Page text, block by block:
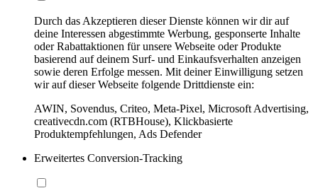
Durch das Akzeptieren dieser Dienste können wir dir auf
deine Interessen abgestimmte Werbung, gesponserte Inhalte
oder Rabattaktionen für unsere Webseite oder Produkte
basierend auf deinem Surf- und Einkaufsverhalten anzeigen
sowie deren Erfolge messen. Mit deiner Einwilligung setzen
wir auf dieser Webseite folgende Drittdienste ein:
AWIN, Sovendus, Criteo, Meta-Pixel, Microsoft Advertising,
creativecdn.com (RTBHouse), Klickbasierte
Produktempfehlungen, Ads Defender
Erweitertes Conversion-Tracking